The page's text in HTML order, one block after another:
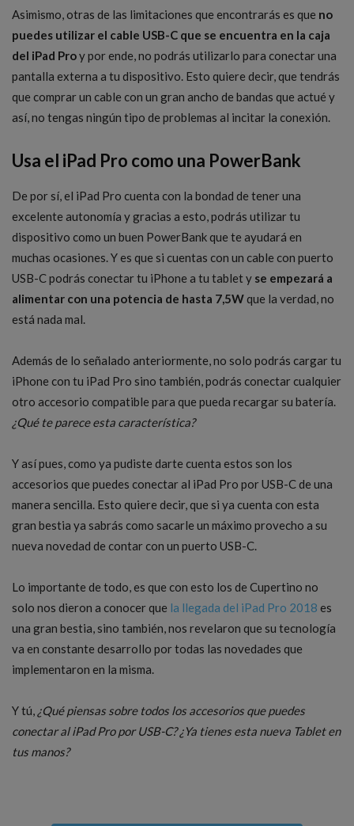
Asimismo, otras de las limitaciones que encontrarás es que no
puedes utilizar el cable USB-C que se encuentra en la caja
del iPad Proy por ende, no podrás utilizarlo para conectar una
pantalla externa a tu dispositivo. Esto quiere decir, que tendrás
que comprar un cable con un gran ancho de bandas que actué y
así, no tengas ningún tipo de problemas al incitar la conexión.
Usa el iPad Pro como una PowerBank
De por sí, el iPad Pro cuenta con la bondad de tener una
excelente autonomía y gracias a esto, podrás utilizar tu
dispositivo como un buen PowerBank que te ayudará en
muchas ocasiones. Y es que si cuentas con un cable con puerto
USB-C podrás conectar tu iPhone a tu tablet y se empezará a
alimentar con una potencia de hasta 7,5Wque la verdad, no
está nada mal.
Además de lo señalado anteriormente, no solo podrás cargar tu
iPhone con tu iPad Pro sino también, podrás conectar cualquier
otro accesorio compatible para que pueda recargar su batería.
¿Qué te parece esta característica?
Y así pues, como ya pudiste darte cuenta estos son los
accesorios que puedes conectar al iPad Pro por USB-C de una
manera sencilla. Esto quiere decir, que si ya cuenta con esta
gran bestia ya sabrás como sacarle un máximo provecho a su
nueva novedad de contar con un puerto USB-C.
Lo importante de todo, es que con esto los de Cupertino no
solo nos dieron a conocer que la llegada del iPad Pro 2018 es
una gran bestia, sino también, nos revelaron que su tecnología
va en constante desarrollo por todas las novedades que
implementaron en la misma.
Y tú, ¿Qué piensas sobre todos los accesorios que puedes
conectar al iPad Pro por USB-C? ¿Ya tienes esta nueva Tablet en
tus manos?